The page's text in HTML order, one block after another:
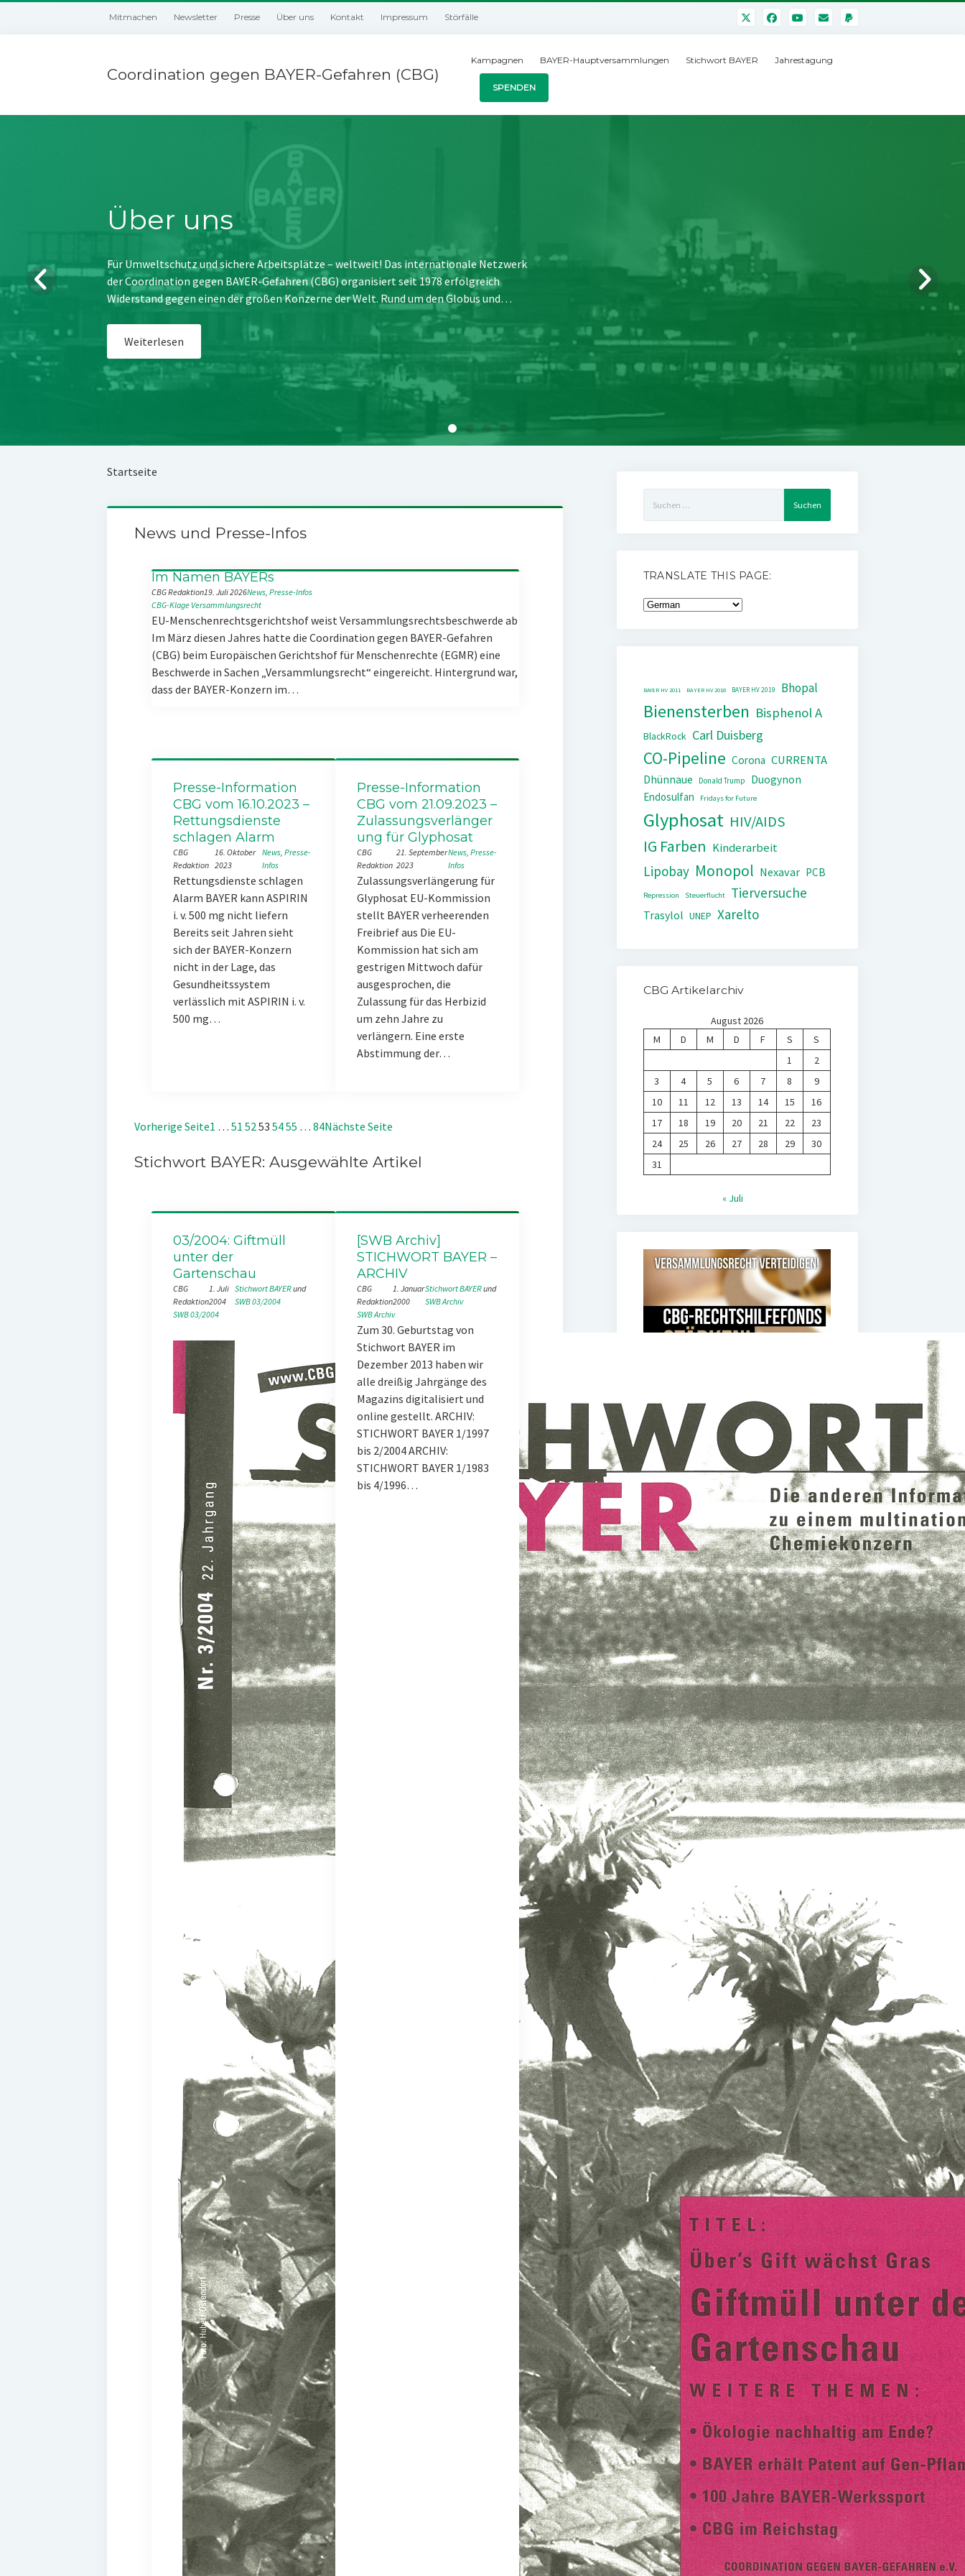
Mitmachen Newsletter Presse Über uns Kontakt Impressum Störfälle
Coordination gegen BAYER-Gefahren (CBG)
Kampagnen BAYER-Hauptversammlungen Stichwort BAYER Jahrestagung
SPENDEN
Über uns
Für Umweltschutz und sichere Arbeitsplätze – weltweit! Das internationale Netzwerk
der Coordination gegen BAYER-Gefahren (CBG) organisiert seit 1978 erfolgreich
Widerstand gegen einen der großen Konzerne der Welt. Rund um den Globus und…
Weiterlesen
Startseite
News und Presse-Infos
Im Namen BAYERs
CBG Redaktion19. Juli 2026News, Presse-Infos
CBG-Klage Versammlungsrecht
EU-Menschenrechtsgerichtshof weist Versammlungsrechtsbeschwerde ab
Im März diesen Jahres hatte die Coordination gegen BAYER-Gefahren
(CBG) beim Europäischen Gerichtshof für Menschenrechte (EGMR) eine
Beschwerde in Sachen „Versammlungsrecht“ eingereicht. Hintergrund war,
dass der BAYER-Konzern im…
Presse-Information
CBG vom 16.10.2023 –
Rettungsdienste
schlagen Alarm
CBG
Redaktion
16. Oktober
2023
News, Presse-
Infos
Rettungsdienste schlagen
Alarm BAYER kann ASPIRIN
i. v. 500 mg nicht liefern
Bereits seit Jahren sieht
sich der BAYER-Konzern
nicht in der Lage, das
Gesundheitssystem
verlässlich mit ASPIRIN i. v.
500 mg…
Presse-Information
CBG vom 21.09.2023 –
Zulassungsverlänger
ung für Glyphosat
CBG
Redaktion
21. September
2023
News, Presse-
Infos
Zulassungsverlängerung für
Glyphosat EU-Kommission
stellt BAYER verheerenden
Freibrief aus Die EU-
Kommission hat sich am
gestrigen Mittwoch dafür
ausgesprochen, die
Zulassung für das Herbizid
um zehn Jahre zu
verlängern. Eine erste
Abstimmung der…
Vorherige Seite1 … 51 5253 5455 … 84Nächste Seite
Stichwort BAYER: Ausgewählte Artikel
03/2004: Giftmüll
unter der
Gartenschau
CBG
Redaktion
1. Juli
2004
Stichwort BAYER
und
SWB 03/2004
SWB 03/2004
[SWB Archiv]
STICHWORT BAYER –
ARCHIV
CBG
Redaktion
1. Januar
2000
Stichwort BAYER
und
SWB Archiv
SWB Archiv
Zum 30. Geburtstag von
Stichwort BAYER im
Dezember 2013 haben wir
alle dreißig Jahrgänge des
Magazins digitalisiert und
online gestellt. ARCHIV:
STICHWORT BAYER 1/1997
bis 2/2004 ARCHIV:
STICHWORT BAYER 1/1983
bis 4/1996…
nach:
TRANSLATE THIS PAGE:
BAYER HV 2011 BAYER HV 2018 BAYER HV 2019 Bhopal
Bienensterben Bisphenol A
BlackRock Carl Duisberg
CO-Pipeline Corona CURRENTA
Dhünnaue Donald Trump
Duogynon
Endosulfan
Fridays for Future
Glyphosat HIV/AIDS
IG Farben Kinderarbeit
Lipobay Monopol Nexavar PCB
Repression Steuerflucht Tierversuche
Trasylol UNEP Xarelto
CBG Artikelarchiv
August 2026
M
D M D F S
S
1
2
3
4 5 6 7 8
9
10
11 12 13 14 15
16
17
18 19 20 21 22
23
24
25 26 27 28 29
30
31
« Juli